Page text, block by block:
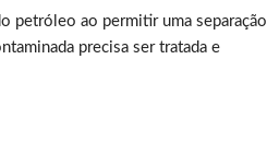
petróleo ao permitir uma separação
precisa ser tratada e